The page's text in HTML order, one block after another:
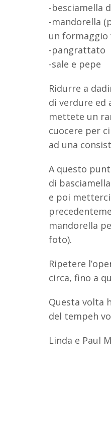
-besciamella
-mandorella
un formaggio
-pangrattato
-sale e pepe
Ridurre a
di verdure ed
mettete un
cuocere per
ad una
A questo
di
e poi
mandorella
foto).
Ripetere
circa, fino a
Questa volta
del tempeh
Linda e Paul